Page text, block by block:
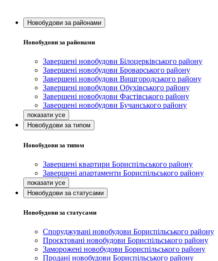
Новобудови за районами
Новобудови за районами
Завершені новобудови Білоцерківського району
Завершені новобудови Броварського району
Завершені новобудови Вишгородського району
Завершені новобудови Обухівського району
Завершені новобудови Фастівського району
Завершені новобудови Бучанського району
Новобудови за типом
Новобудови за типом
Завершені квартири Бориспільського району
Завершені апартаменти Бориспільського району
Новобудови за статусами
Новобудови за статусами
Споруджувані новобудови Бориспільського району
Проєктовані новобудови Бориспільського району
Заморожені новобудови Бориспільського району
Продані новобудови Бориспільського району